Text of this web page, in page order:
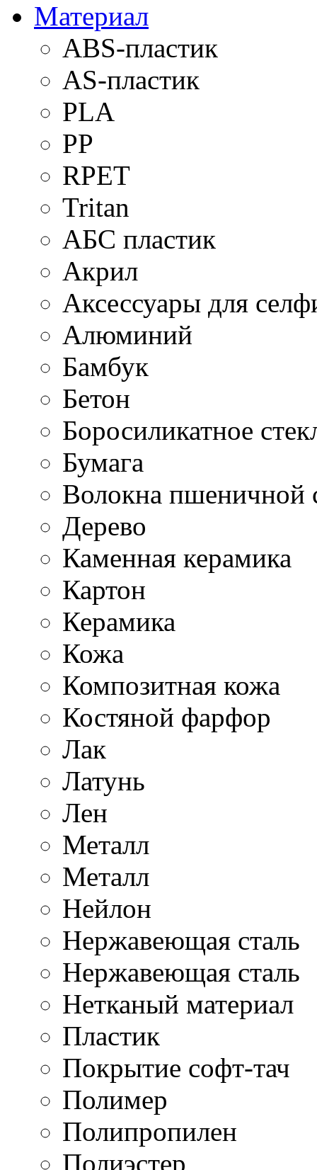
Материал
ABS-пластик
AS-пластик
PLA
PP
RPET
Tritan
АБС пластик
Акрил
Аксессуары для
Алюминий
Бамбук
Бетон
Боросиликатное
Бумага
Волокна пшеничной
Дерево
Каменная керамика
Картон
Керамика
Кожа
Композитная кожа
Костяной фарфор
Лак
Латунь
Лен
Металл
Металл
Нейлон
Нержавеющая cталь
Нержавеющая сталь
Нетканый материал
Пластик
Покрытие софт-тач
Полимер
Полипропилен
Полиэстер